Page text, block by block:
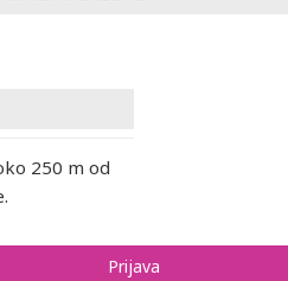
250 m od
Prijava